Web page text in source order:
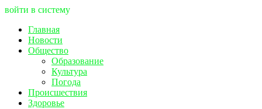
войти в систему
Главная
Новости
Общество
Образование
Культура
Погода
Происшествия
Здоровье